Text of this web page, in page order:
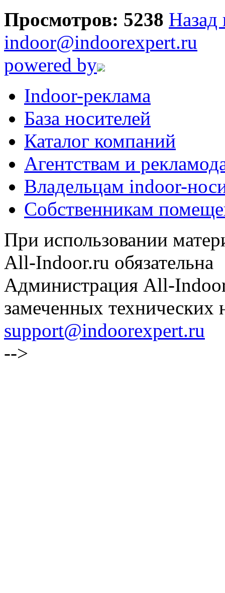
Просмотров: 5238 Назад
indoor@indoorexpert.ru
powered by
Indoor-реклама
База носителей
Каталог компаний
Агентствам и
Владельцам indoor-
Собственникам
При использовании
All-Indoor.ru обязательна
Администрация All-
замеченных технических
support@indoorexpert.ru
-->